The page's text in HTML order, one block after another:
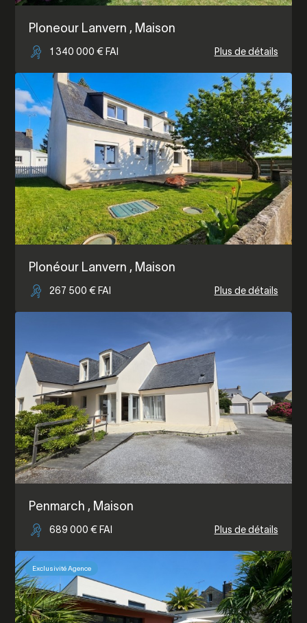
Ploneour Lanvern , Maison
1 340 000 € FAI Plus de détails
Plonéour Lanvern , Maison
267 500 € FAI Plus de détails
Penmarch , Maison
689 000 € FAI Plus de détails
Exclusivité Agence